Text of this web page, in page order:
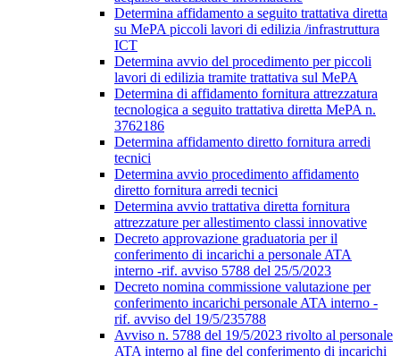
Determina affidamento a seguito trattativa diretta
su MePA piccoli lavori di edilizia /infrastruttura
ICT
Determina avvio del procedimento per piccoli
lavori di edilizia tramite trattativa sul MePA
Determina di affidamento fornitura attrezzatura
tecnologica a seguito trattativa diretta MePA n.
3762186
Determina affidamento diretto fornitura arredi
tecnici
Determina avvio procedimento affidamento
diretto fornitura arredi tecnici
Determina avvio trattativa diretta fornitura
attrezzature per allestimento classi innovative
Decreto approvazione graduatoria per il
conferimento di incarichi a personale ATA
interno -rif. avviso 5788 del 25/5/2023
Decreto nomina commissione valutazione per
conferimento incarichi personale ATA interno -
rif. avviso del 19/5/235788
Avviso n. 5788 del 19/5/2023 rivolto al personale
ATA interno al fine del conferimento di incarichi